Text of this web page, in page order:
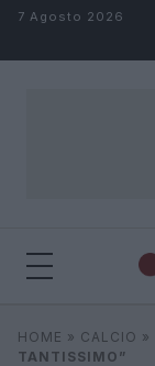
Salta al contenuto
7 Agosto 2026
Cerca
HOME » CALCIO »
TANTISSIMO”